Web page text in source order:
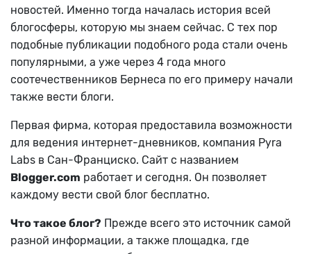
новостей. Именно тогда началась история всей
блогосферы, которую мы знаем сейчас. С тех пор
подобные публикации подобного рода стали очень
популярными, а уже через 4 года много
соотечественников Бернеса по его примеру начали
также вести блоги.
Первая фирма, которая предоставила возможности
для ведения интернет-дневников, компания Pyra
Labs в Сан-Франциско. Сайт с названием
Blogger.com работает и сегодня. Он позволяет
каждому вести свой блог бесплатно.
Что такое блог? Прежде всего это источник самой
разной информации, а также площадка, где